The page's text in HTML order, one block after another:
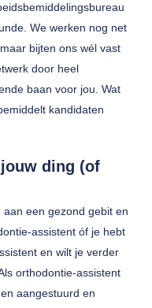
We werken nog net
bijten ons wél vast
door heel
baan voor jou. Wat
kandidaten
ding (of
een gezond gebit en
assistent óf je hebt
en wilt je verder
orthodontie-assistent
aangestuurd en